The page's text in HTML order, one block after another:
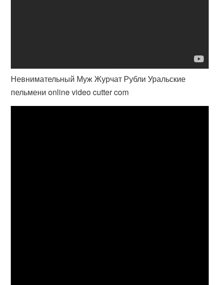
Невнимательный Муж Журчат Рубли Уральские
пельмени online video cutter com